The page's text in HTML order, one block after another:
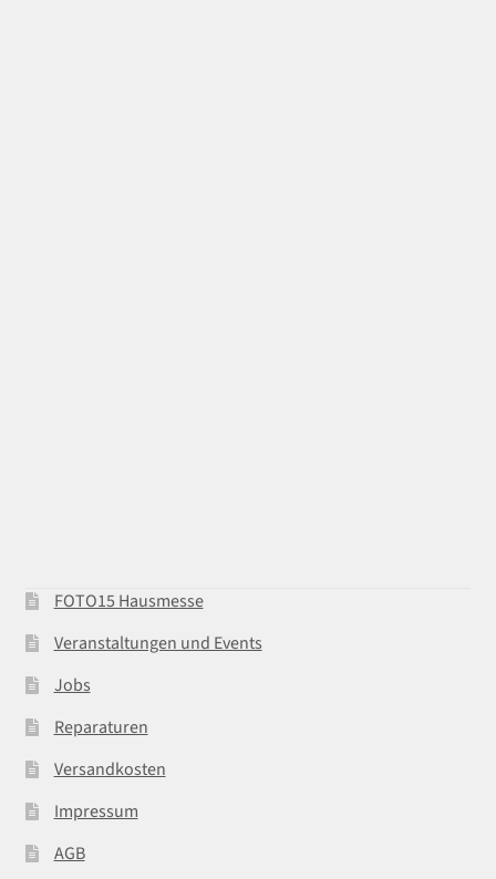
FOTO15 Hausmesse
Veranstaltungen und Events
Jobs
Reparaturen
Versandkosten
Impressum
AGB